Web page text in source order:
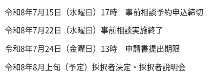
令和8年7月15日（水曜日）17時 事前相談予約申込締切
令和8年7月22日（水曜日）事前相談実施終了
令和8年7月24日（金曜日）13時 申請書提出期限
令和8年8月上旬（予定）採択者決定・採択者説明会